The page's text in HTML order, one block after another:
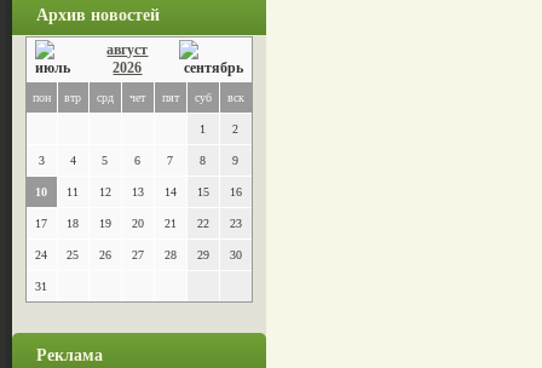
Архив новостей
август
2026
пон втр срд чет пят суб вск
1 2
3 4 5 6 7 8 9
10 11 12 13 14 15 16
17 18 19 20 21 22 23
24 25 26 27 28 29 30
31
Реклама